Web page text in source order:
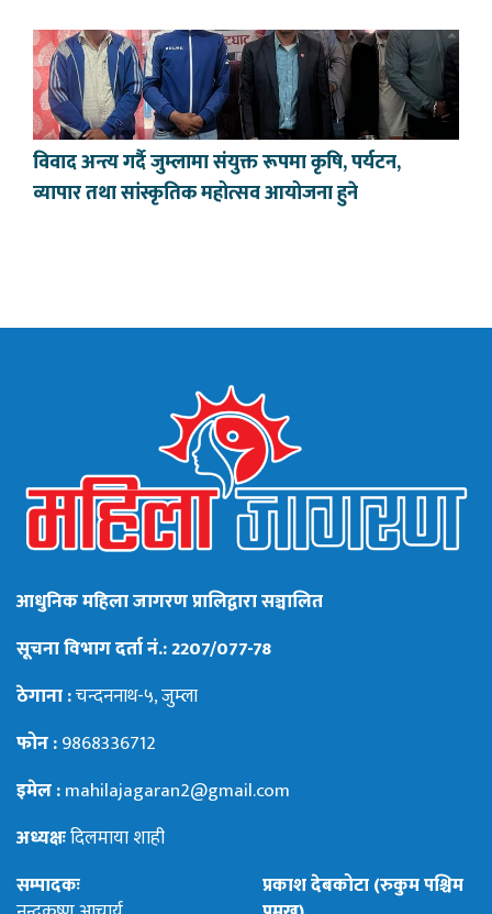
विवाद अन्त्य गर्दै जुम्लामा संयुक्त रूपमा कृषि, पर्यटन,
व्यापार तथा सांस्कृतिक महोत्सव आयोजना हुने
आधुनिक महिला जागरण प्रालिद्वारा सञ्चालित
सूचना विभाग दर्ता नं.: 2207/077-78
ठेगाना :चन्दननाथ-५, जुम्ला
फोन :9868336712
इमेल :mahilajagaran2@gmail.com
अध्यक्षःदिलमाया शाही
सम्पादकः
प्रकाश देबकोटा (रुकुम पश्चिम